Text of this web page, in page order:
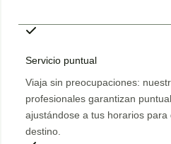
Servicio puntual
Viaja sin preocupaciones:
profesionales garantizan
ajustándose a tus horarios
destino.